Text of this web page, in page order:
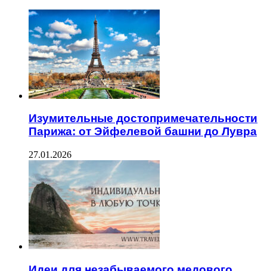
Изумительные достопримечательности
Парижа: от Эйфелевой башни до Лувра
27.01.2026